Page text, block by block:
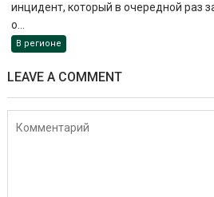
инцидент, который в очередной раз
о...
В регионе
LEAVE A COMMENT